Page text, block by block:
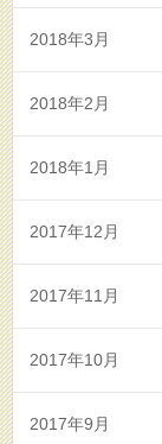
2018年3月
2018年2月
2018年1月
2017年12月
2017年11月
2017年10月
2017年9月